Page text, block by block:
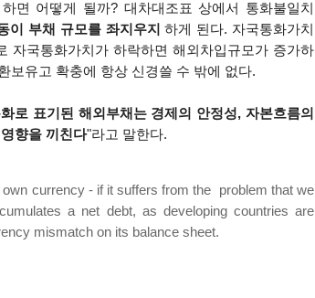
면 어떻게 될까? 대차대조표 상에서 통화불일치
이 부채 규모를 좌지우지 하게 된다. 자국통화가치
자국통화가치가 하락하면 해외차입규모가 증가하
보유고 확충에 항상 신경쓸 수 밖에 없다.
로 표기된 해외부채는 경제의 안정성, 자본흐름의
향을 끼친다"라고 말한다.
currency - if it suffers from the problem that we
a net debt, as developing countries are
mismatch on its balance sheet.